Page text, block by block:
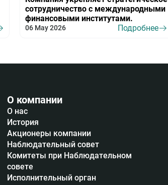
сотрудничество с международными
финансовыми институтами.
06 May 2026 Подробнее
О компании
О нас
История
Акционеры компании
Наблюдательный совет
Комитеты при Наблюдательном
совете
Исполнительный орган